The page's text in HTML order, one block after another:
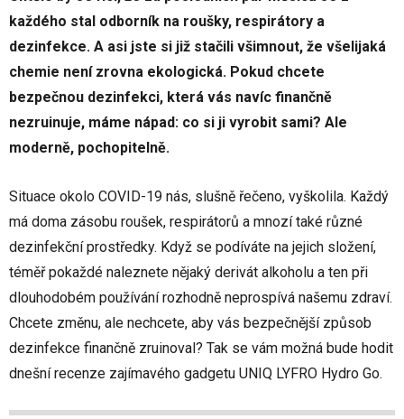
každého stal odborník na roušky, respirátory a
dezinfekce. A asi jste si již stačili všimnout, že všelijaká
chemie není zrovna ekologická. Pokud chcete
bezpečnou dezinfekci, která vás navíc finančně
nezruinuje, máme nápad: co si ji vyrobit sami? Ale
moderně, pochopitelně.
Situace okolo COVID-19 nás, slušně řečeno, vyškolila. Každý
má doma zásobu roušek, respirátorů a mnozí také různé
dezinfekční prostředky. Když se podíváte na jejich složení,
téměř pokaždé naleznete nějaký derivát alkoholu a ten při
dlouhodobém používání rozhodně neprospívá našemu zdraví.
Chcete změnu, ale nechcete, aby vás bezpečnější způsob
dezinfekce finančně zruinoval? Tak se vám možná bude hodit
dnešní recenze zajímavého gadgetu UNIQ LYFRO Hydro Go.